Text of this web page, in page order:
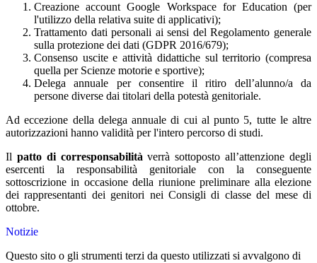
Creazione account Google Workspace for Education (per
l'utilizzo della relativa suite di applicativi);
Trattamento dati personali ai sensi del Regolamento generale
sulla protezione dei dati (GDPR 2016/679);
Consenso uscite e attività didattiche sul territorio (compresa
quella per Scienze motorie e sportive);
Delega annuale per consentire il ritiro dell’alunno/a da
persone diverse dai titolari della potestà genitoriale.
Ad eccezione della delega annuale di cui al punto 5, tutte le altre
autorizzazioni hanno validità per l'intero percorso di studi.
Il patto di corresponsabilità verrà sottoposto all’attenzione degli
esercenti la responsabilità genitoriale con la conseguente
sottoscrizione in occasione della riunione preliminare alla elezione
dei rappresentanti dei genitori nei Consigli di classe del mese di
ottobre.
Notizie
Questo sito o gli strumenti terzi da questo utilizzati si avvalgono di